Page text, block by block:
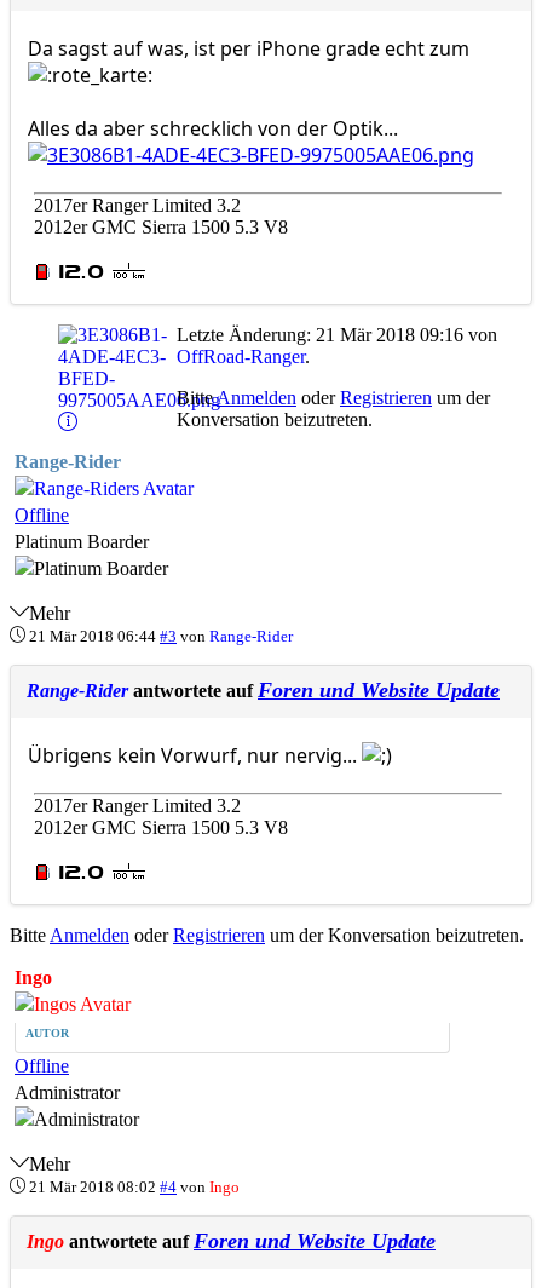
Da sagst auf was, ist per iPhone grade echt zum
Alles da aber schrecklich von der Optik...
2017er Ranger Limited 3.2
2012er GMC Sierra 1500 5.3 V8
Letzte Änderung: 21 Mär 2018 09:16 von
OffRoad-Ranger.
BitteAnmelden oderRegistrieren um der
Konversation beizutreten.
Range-Rider
Offline
Platinum Boarder
Mehr
21 Mär 2018 06:44 #3 von Range-Rider
Range-Riderantwortete aufForen und Website Update
Übrigens kein Vorwurf, nur nervig...
2017er Ranger Limited 3.2
2012er GMC Sierra 1500 5.3 V8
Bitte Anmelden oderRegistrieren um der Konversation beizutreten.
Ingo
AUTOR
Offline
Administrator
Mehr
21 Mär 2018 08:02 #4 von Ingo
Ingo antwortete aufForen und Website Update